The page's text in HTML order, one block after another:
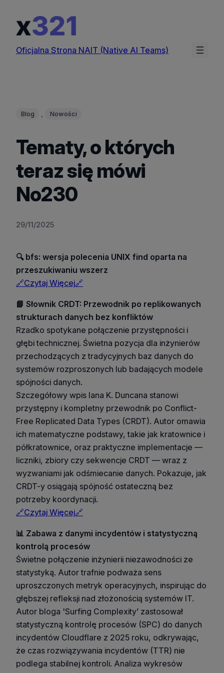
treści
Oficjalna Strona NAIT (Native AI Teams)
Blog , Nowości
Tematy, o których
teraz się mówi
No230
29/11/2025
🔍 bfs: wersja polecenia UNIX find oparta na
przeszukiwaniu wszerz
🔗Czytaj Więcej🔗
📘 Słownik CRDT: Przewodnik po replikowanych
strukturach danych bez konfliktów
Rzadko spotykane połączenie przystępności i
głębi technicznej. Świetna pozycja dla inżynierów
przechodzących z tradycyjnych baz danych do
systemów rozproszonych lub badających modele
spójności danych.
Szczegółowy wpis Iana K. Duncana stanowi
przystępny i kompletny przewodnik po Conflict-
Free Replicated Data Types (CRDT). Autor omawia
ich matematyczne podstawy, takie jak kratownice i
półkratownice, oraz praktyczne implementacje —
liczniki, zbiory czy sekwencje CRDT — wraz z
wyzwaniami jak odśmiecanie danych. Pokazuje, jak
CRDT-y osiągają spójność ostateczną bez
potrzeby koordynacji.
🔗Czytaj Więcej🔗
📊 Zabawa z danymi incydentów i statystyczną
kontrolą procesów
Świetne połączenie inżynierii niezawodności ze
statystyką. Autor trafnie podważa sens
uproszczonych metryk operacyjnych, inspirując do
głębszej refleksji nad złożonością systemów IT.
Autor bloga 'Surfing Complexity’ zastosował
statystyczną kontrolę procesów (SPC) do danych
incydentów Cloudflare z 2025 roku, odkrywając,
że czas rozwiązywania incydentów (TTR) nie
podlega stabilnej kontroli. Analiza wykresów